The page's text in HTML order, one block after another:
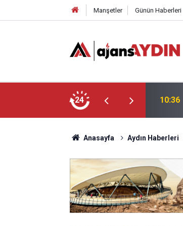
Manşetler Günün Haberleri
24 10:23
Anasayfa Aydın Haberleri